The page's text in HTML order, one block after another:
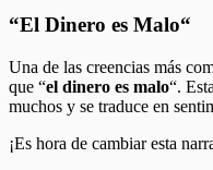
“El Dinero es Malo“
Una de las creencias más
que “el dinero es malo“.
muchos y se traduce en
¡Es hora de cambiar esta